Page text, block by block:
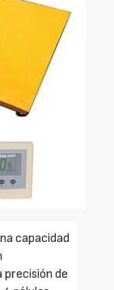
capacidad
de